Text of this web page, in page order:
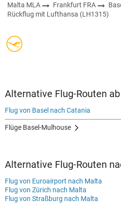
Malta MLA Frankfurt FRA
Rückflug mit Lufthansa (LH1315)
Alternative Flug-Routen
Flug von Basel nach Catania
Flüge Basel-Mulhouse
Alternative Flug-Routen
Flug von Euroairport nach Malta
Flug von Zürich nach Malta
Flug von Straßburg nach Malta